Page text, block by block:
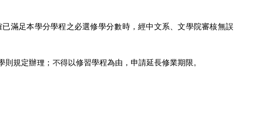
滿足本學分學程之必選修學分數時，經中文系、文學院審核無誤
則規定辦理；不得以修習學程為由，申請延長修業期限。